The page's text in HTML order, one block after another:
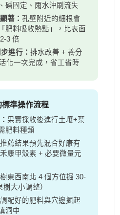
磷固定、雨水沖刷流失
著： 孔壁附近的細根會
肥料吸收熱點」，比表面
3 倍
進行： 排水改善 + 養分
化一次完成，省工省時
準操作流程
果實採收後進行土壤+葉
肥料種類
薦結果預先混合好康有
康甲殼素 + 必要微量元
東西南北 4 個方位掘 30-
大小調整）
配好的肥料與穴邊掘起
洞中